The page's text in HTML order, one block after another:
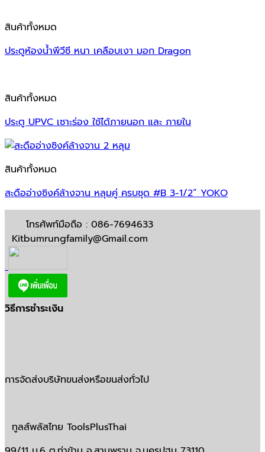
สินค้าทั้งหมด
ประตูห้องน้ำพีวีซี หนา เคลือบเงา มอก Dragon
สินค้าทั้งหมด
ประตู UPVC เซาะร่อง ใช้ได้ภายนอก และ ภายใน
สินค้าทั้งหมด
สะดืออ่างซิงค์ล้างจาน หลุมคู่ ครบชุด #B 3-1/2” YOKO
โทรศัพท์มือถือ : 086-7694633
Kitbumrungfamily@Gmail.com
วิธีการชำระเงิน
การจัดส่งบริษัทขนส่งหรือขนส่งทั่วไป
ทูลส์พลัสไทย ToolsPlusThai